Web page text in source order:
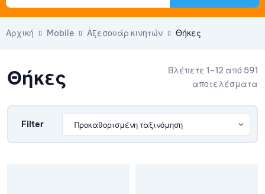
Αρχική Mobile Αξεσουάρ κινητών Θήκες
Θήκες
Βλέπετε 1–12 από 591
αποτελέσματα
Filter